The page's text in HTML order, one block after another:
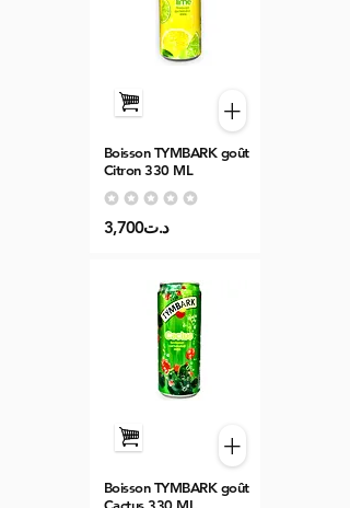
+
Boisson TYMBARK goût
Citron 330 ML
Aucune note pour le moment
3,700د.ت
+
Boisson TYMBARK goût